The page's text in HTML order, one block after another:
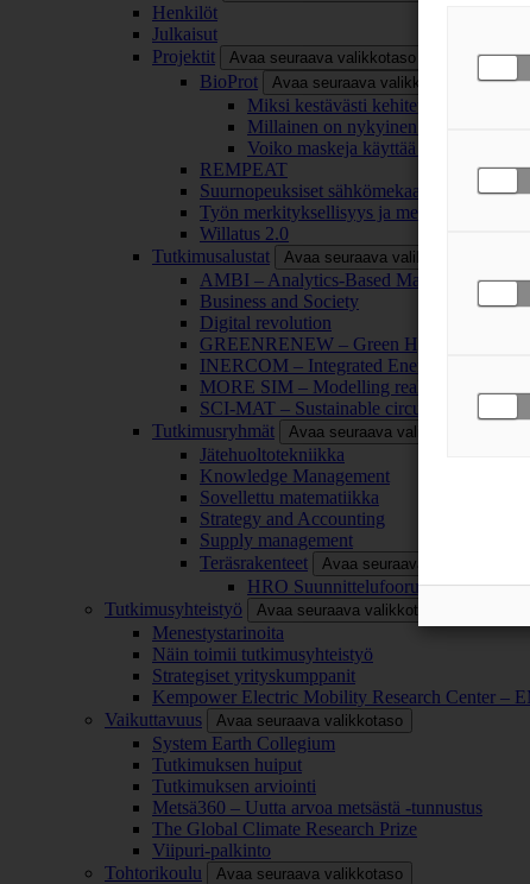
Henkilöt
Julkaisut
Projektit
Avaa seuraava valikkotaso
BioProt Avaa seuraava valikkotaso
Miksi kestävästi kehitetty maski on
Millainen on nykyinen ja
Voiko maskeja käyttää uudelleen ja
REMPEAT
Suurnopeuksiset sähkömekaaniset
Työn merkityksellisyys ja merkityksettömyys
Willatus 2.0
Tutkimusalustat
Avaa seuraava valikkotaso
AMBI – Analytics-Based Management for
Business and Society
Digital revolution
GREENRENEW – Green Hydrogen and
INERCOM – Integrated Energy
MORE SIM – Modelling reality through
SCI-MAT – Sustainable circularity of
Tutkimusryhmät
Avaa seuraava valikkotaso
Jätehuoltotekniikka
Knowledge Management
Sovellettu matematiikka
Strategy and Accounting
Supply management
Teräsrakenteet
Avaa seuraava valikkotaso
HRO Suunnittelufoorumi
Tutkimusyhteistyö
Avaa seuraava valikkotaso
Menestystarinoita
Näin toimii tutkimusyhteistyö
Strategiset yrityskumppanit
Kempower Electric Mobility Research Center –
Vaikuttavuus
Avaa seuraava valikkotaso
System Earth Collegium
Tutkimuksen huiput
Tutkimuksen arviointi
Metsä360 – Uutta arvoa metsästä -tunnustus
The Global Climate Research Prize
Viipuri-palkinto
Tohtorikoulu
Avaa seuraava valikkotaso